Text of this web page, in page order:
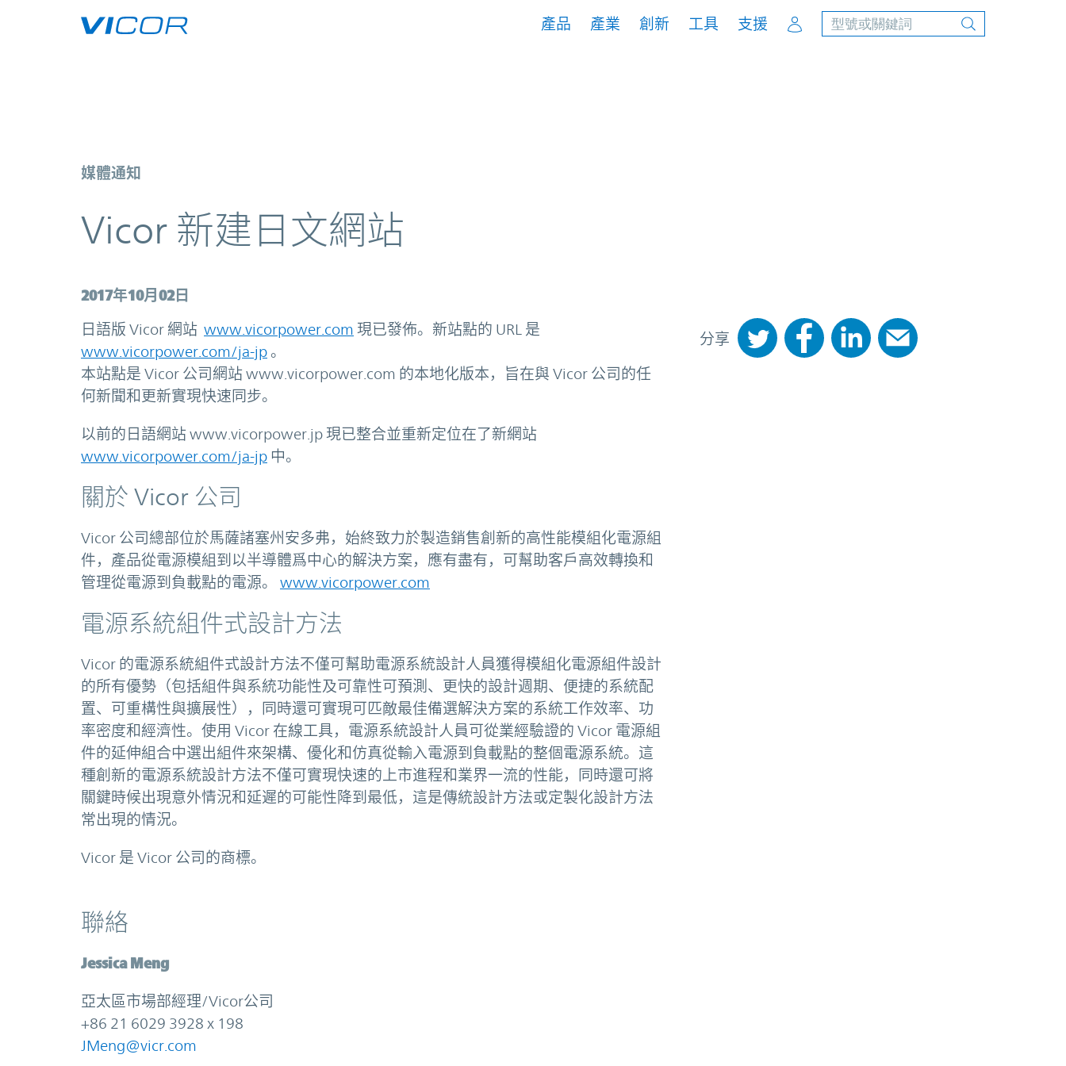
產品 產業 創新 工具 支援 Account
Vicor 新建日文網站
媒體通知
Vicor 新建日文網站
2017年10月02日
分享
日語版 Vicor 網站 www.vicorpower.com 現已發佈。新站點的 URL 是
www.vicorpower.com/ja-jp 。
本站點是 Vicor 公司網站 www.vicorpower.com 的本地化版本，旨在與 Vicor 公司的任
何新聞和更新實現快速同步。
以前的日語網站 www.vicorpower.jp 現已整合並重新定位在了新網站
www.vicorpower.com/ja-jp 中。
關於 Vicor 公司
Vicor 公司總部位於馬薩諸塞州安多弗，始終致力於製造銷售創新的高性能模組化電源組
件，產品從電源模組到以半導體爲中心的解決方案，應有盡有，可幫助客戶高效轉換和
管理從電源到負載點的電源。 www.vicorpower.com
電源系統組件式設計方法
Vicor 的電源系統組件式設計方法不僅可幫助電源系統設計人員獲得模組化電源組件設計
的所有優勢（包括組件與系統功能性及可靠性可預測、更快的設計週期、便捷的系統配
置、可重構性與擴展性），同時還可實現可匹敵最佳備選解決方案的系統工作效率、功
率密度和經濟性。使用 Vicor 在線工具，電源系統設計人員可從業經驗證的 Vicor 電源組
件的延伸組合中選出組件來架構、優化和仿真從輸入電源到負載點的整個電源系統。這
種創新的電源系統設計方法不僅可實現快速的上市進程和業界一流的性能，同時還可將
關鍵時候出現意外情況和延遲的可能性降到最低，這是傳統設計方法或定製化設計方法
常出現的情況。
Vicor 是 Vicor 公司的商標。
聯絡
Jessica Meng
亞太區市場部經理/Vicor公司
+86 21 6029 3928 x 198
JMeng@vicr.com